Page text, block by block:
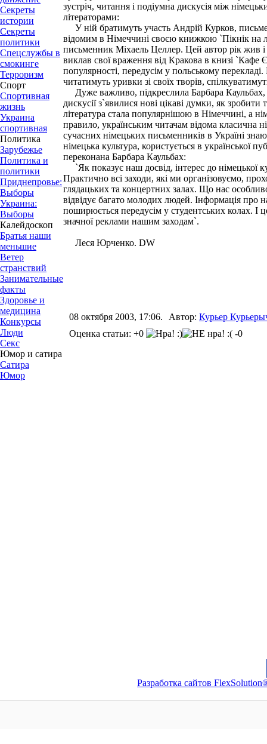
Секреты
истории
Секреты
политики
Спецслужбы в
смокинге
Терроризм
Спорт
Спортивная
жизнь
Украина
спортивная
Политика
Зарубежье
Политика и
политики
Приднепровье:
Выборы
Украина:
Выборы
Калейдоскоп
Братья наши
меньшие
Ветер
странствий
Занимательные
факты
Здоровье и
медицина
Конкурсы
Люди
Секс
Юмор и сатира
Сатира
Юмор
зустріч, читання і подіумна дискусія між
літераторами:
У ній братимуть участь Андрій Курков,
відомим в Німеччині своєю книжкою `Пікнік на
письменник Міхаель Целлер. Цей автор рік жив
виклав свої враження від Кракова в книзі `Кафе
популярності, передусім у польському
читатимуть уривки зі своїх творів,
Дуже важливо, підкреслила Барбара Каульбах,
дискусії з`явилися нові цікаві думки, як зробити
література стала популярнішою в Німеччині, а
правило, українським читачам відома класична
сучасних німецьких письменників в Україні
німецька культура, користується в української
переконана Барбара Каульбах:
`Як показує наш досвід, інтерес до німецької
Практично всі заходи, які ми організовуємо,
глядацьких та концертних залах. Що нас
відвідує багато молодих людей. Інформація про
поширюється передусім у студентських колах.
значної реклами нашим заходам`.
Леся Юрченко. DW
08 октября 2003, 17:06. Автор: Курьер
Оценка статьи: +0
-0
Разработка сайтов